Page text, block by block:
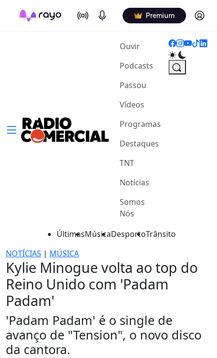
On Air Podcasts Premium Log in
Ouvir(current)
Podcasts
Passou
Vídeos
Programas
Destaques
TNT
Notícias
Somos
Nós
ÚltimasMúsicaDesportoTrânsito
NOTÍCIAS | MÚSICA
Kylie Minogue volta ao top do
Reino Unido com 'Padam
Padam'
'Padam Padam' é o single de
avanço de "Tension", o novo disco
da cantora.